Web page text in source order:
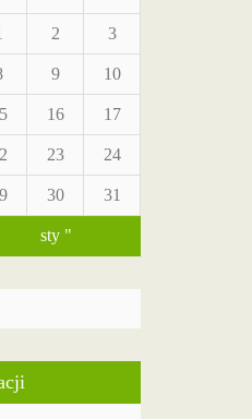
2 3
9 10
16 17
23 24
30 31
sty "